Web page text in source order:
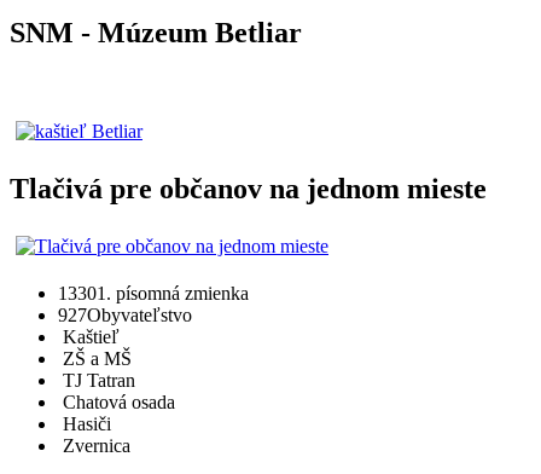
SNM - Múzeum Betliar
Tlačivá pre občanov na jednom mieste
13301. písomná zmienka
927Obyvateľstvo
Kaštieľ
ZŠ a MŠ
TJ Tatran
Chatová osada
Hasiči
Zvernica